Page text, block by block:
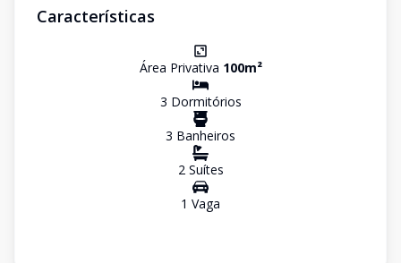
Características
Área Privativa 100m²
3 Dormitórios
3 Banheiros
2Suítes
1 Vaga